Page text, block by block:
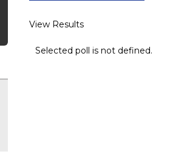
View Results
Selected poll is not defined.